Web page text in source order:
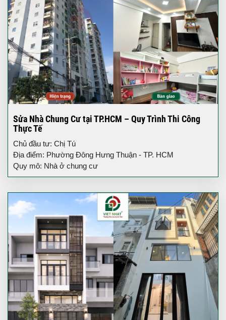
Sửa Nhà Chung Cư tại TP.HCM – Quy Trình Thi Công
Thực Tế
Chủ đầu tư: Chị Tú
Địa điểm: Phường Đông Hưng Thuận - TP. HCM
Quy mô: Nhà ở chung cư